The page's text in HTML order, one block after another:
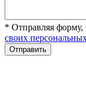
* Отправляя форму,
своих